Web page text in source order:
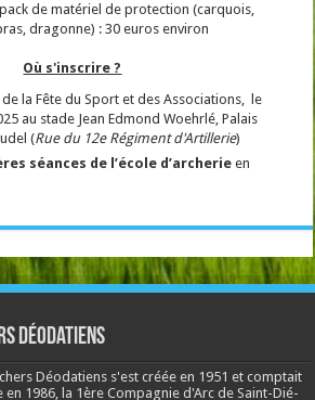
de matériel de protection (carquois,
dragonne) : 30 euros environ
Où s'inscrire ?
de la Fête du Sport et des Associations, le
au stade Jean Edmond Woehrlé, Palais
(Rue du 12e Régiment d'Artillerie)
séances de l’école d’archerieen
Déodatiens
Déodatiens s'est créée en 1951 et comptait
en 1986, la 1ère Compagnie d'Arc de Saint-Dié-